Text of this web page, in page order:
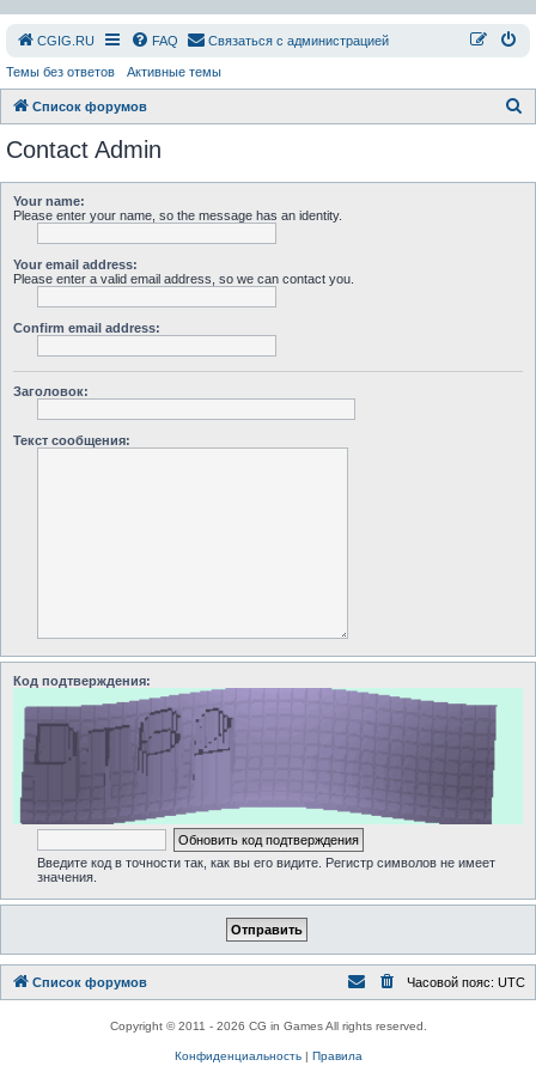
СGIG.RU FAQ Связаться с администрацией
Темы без ответов Активные темы
Список форумов
Contact Admin
Your name:
Please enter your name, so the message has an identity.
Your email address:
Please enter a valid email address, so we can contact you.
Confirm email address:
Заголовок:
Текст сообщения:
Код подтверждения:
Введите код в точности так, как вы его видите. Регистр символов не имеет
значения.
Список форумов Часовой пояс: UTC
Copyright © 2011 - 2026 CG in Games All rights reserved.
Конфиденциальность| Правила